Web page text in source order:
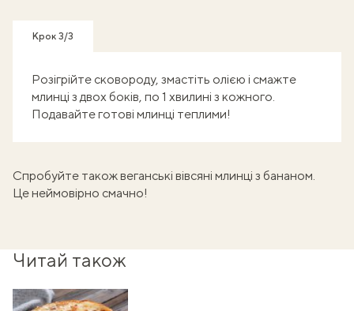
Крок 3/3
Розігрійте сковороду, змастіть олією і смажте
млинці з двох боків, по 1 хвилині з кожного.
Подавайте готові млинці теплими!
Спробуйте такожвеганські вівсяні млинці з бананом.
Це неймовірно смачно!
Читай також